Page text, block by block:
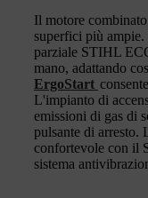
Il motore
superfici più ampie.
parziale STIHL
mano, adattando
ErgoStart
L'impianto di
emissioni di gas di
pulsante di arresto.
confortevole con il
sistema